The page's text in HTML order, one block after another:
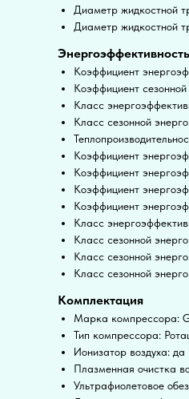
Диаметр жидкостной
Диаметр жидкостной
Энергоэффективность
Коэффициент
Коэффициент
Класс
Класс сезонной
Коэффициент
Коэффициент
Коэффициент
Коэффициент
Класс
Класс сезонной
Класс сезонной
Класс сезонной
Комплектация
Марка компрессора:
Тип компрессора:
Ионизатор воздуха: да
Плазменная очистка
Ультрафиолетовое